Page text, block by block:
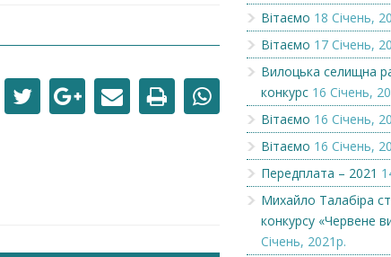
Вітаємо 18 Січень,
Вітаємо 17 Січень,
Вилоцька селищна
конкурс 16 Січень,
Вітаємо 16 Січень,
Вітаємо 16 Січень,
Передплата – 2021
Михайло Талабіра
конкурсу «Червене
Січень, 2021р.